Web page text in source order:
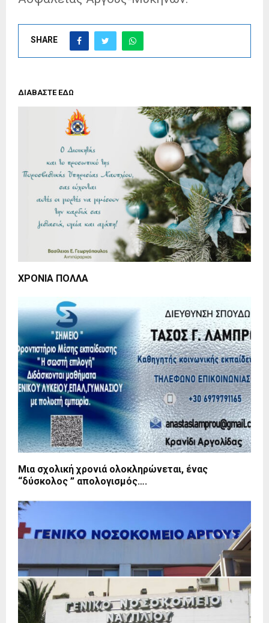
SHARE
ΔΙΑΒΑΣΤΕ ΕΔΩ
ΧΡΟΝΙΑ ΠΟΛΛΑ
Μια σχολική χρονιά ολοκληρώνεται, ένας
“δύσκολος ” απολογισμός….